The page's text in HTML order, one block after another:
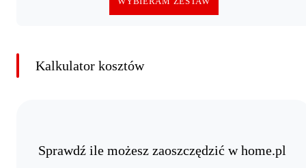
Kalkulator kosztów
Sprawdź ile możesz zaoszczędzić w home.pl